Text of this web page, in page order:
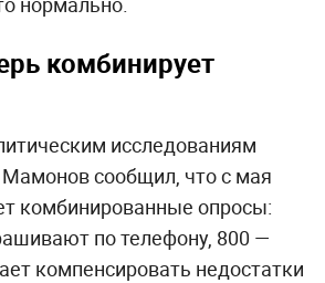
комбинирует
исследованиям
сообщил, что с мая
комбинированные опросы:
по телефону, 800 —
компенсировать недостатки